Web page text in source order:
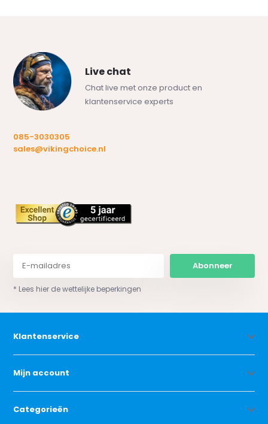
Live chat
Chat live met onze product en
klantenservice experts
085-3030305
sales@vikingchoice.nl
Abonneer
* Lees hier de wettelijke beperkingen
Klantenservice
Mijn account
Categorieën